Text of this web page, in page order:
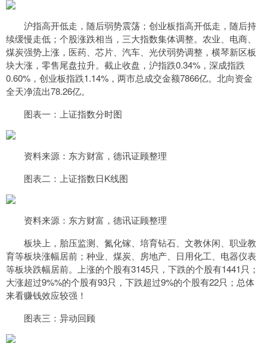
沪指高开低走，随后弱势震荡；创业板指高开低走，随后持
续缓慢走低；个股涨跌相当，三大指数集体调整。农业、电商、
煤炭强势上涨，医药、芯片、汽车、光伏弱势调整，横琴新区板
块大涨，零售尾盘拉升。截止收盘，沪指跌0.34%，深成指跌
0.60%，创业板指跌1.14%，两市总成交金额7866亿。北向资金
全天净流出78.26亿。
图表一：上证指数分时图
资料来源：东方财富，德讯证顾整理
图表二：上证指数日K线图
资料来源：东方财富，德讯证顾整理
板块上，胎压监测、氮化镓、培育钻石、文教休闲、职业教
育等板块涨幅居前；种业、煤炭、房地产、日用化工、电器仪表
等板块跌幅居前。上涨的个股有3145只，下跌的个股有1441只；
大涨超过9%%的个股有93只，下跌超过9%的个股有22只；总体
来看赚钱效应较强！
图表三：异动回顾